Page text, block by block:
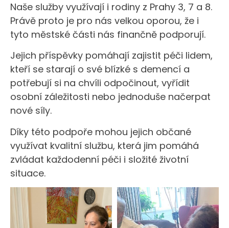
Naše služby využívají i rodiny z Prahy 3, 7 a 8.
Právě proto je pro nás velkou oporou, že i
tyto městské části nás finančně podporují.
Jejich příspěvky pomáhají zajistit péči lidem,
kteří se starají o své blízké s demencí a
potřebují si na chvíli odpočinout, vyřídit
osobní záležitosti nebo jednoduše načerpat
nové síly.
Díky této podpoře mohou jejich občané
využívat kvalitní službu, která jim pomáhá
zvládat každodenní péči i složité životní
situace.